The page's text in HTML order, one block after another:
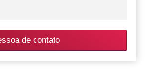
de contato